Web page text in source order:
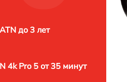
до 3 лет
4k Pro 5 от 35 минут